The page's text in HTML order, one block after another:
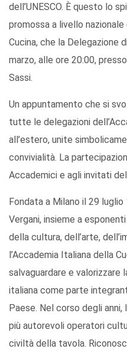
dell’UNESCO. È questo lo
promossa a livello
Cucina, che la Delegazione
marzo, alle ore 20:00,
Sassi.
Un appuntamento che si
tutte le delegazioni
all’estero, unite
convivialità. La
Accademici e agli invitati
Fondata a Milano il 29
Vergani, insieme a
della cultura, dell’arte,
l’Accademia Italiana della
salvaguardare e valorizzare
italiana come parte
Paese. Nel corso degli anni,
più autorevoli operatori
civiltà della tavola.